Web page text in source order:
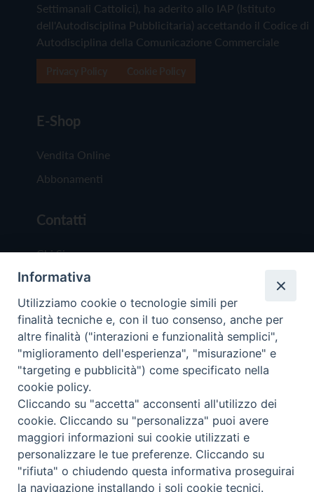
Settimanali Cattolici), ha aderito allo IAP (Istituto
dell'Autodisciplina Pubblicitaria) accettando il Codice di
Autodisciplina della Comunicazione Commerciale
E-Shop
Vendita Online
Abbonamenti
Contatti
Chi Siamo
Redazione
Scrivici
Copyright © 2019 - Tutti i diritti riservati - Vita
Trentina Editrice
Privacy Policy
Torna
Informativa
Utilizziamo cookie o tecnologie simili per
finalità tecniche e, con il tuo consenso, anche per
altre finalità ("interazioni e funzionalità semplici",
"miglioramento dell'esperienza", "misurazione" e
"targeting e pubblicità") come specificato nella
cookie policy.
Cliccando su "accetta" acconsenti all'utilizzo dei
cookie. Cliccando su "personalizza" puoi avere
maggiori informazioni sui cookie utilizzati e
personalizzare le tue preferenze. Cliccando su
"rifiuta" o chiudendo questa informativa proseguirai
la navigazione installando i soli cookie tecnici.